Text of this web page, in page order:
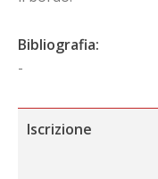
Bibliografia:
-
Iscrizione